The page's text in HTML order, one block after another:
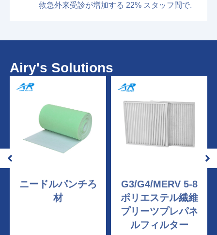
救急外来受診が増加する 22% スタッフ間で.
Airy's Solutions
ニードルパンチろ
材
G3/G4/MERV 5-8
ポリエステル繊維
プリーツプレパネ
ルフィルター